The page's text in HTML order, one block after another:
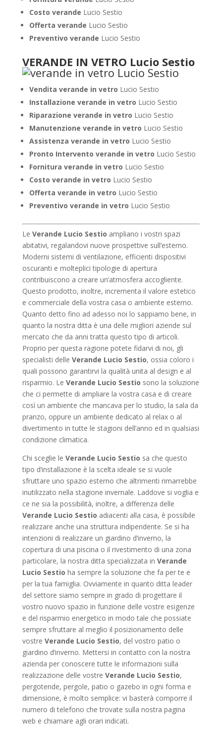
Costo verande Lucio Sestio
Offerta verande Lucio Sestio
Preventivo verande Lucio Sestio
VERANDE IN VETRO Lucio Sestio
Vendita verande in vetro Lucio Sestio
Installazione verande in vetro Lucio Sestio
Riparazione verande in vetro Lucio Sestio
Manutenzione verande in vetro Lucio Sestio
Assistenza verande in vetro Lucio Sestio
Pronto Intervento verande in vetro Lucio Sestio
Fornitura verande in vetro Lucio Sestio
Costo verande in vetro Lucio Sestio
Offerta verande in vetro Lucio Sestio
Preventivo verande in vetro Lucio Sestio
Le Verande Lucio Sestio ampliano i vostri spazi
abitativi, regalandovi nuove prospettive sull’esterno.
Moderni sistemi di ventilazione, efficienti dispositivi
oscuranti e molteplici tipologie di apertura
contribuiscono a creare un’atmosfera accogliente.
Questo prodotto, inoltre, incrementa il valore estetico
e commerciale della vostra casa o ambiente esterno.
Quanto detto fino ad adesso noi lo sappiamo bene, in
quanto la nostra ditta è una delle migliori aziende sul
mercato che da anni tratta questo tipo di articoli.
Proprio per questa ragione potete fidarvi di noi, gli
specialisti delle Verande Lucio Sestio, ossia coloro i
quali possono garantirvi la qualità unita al design e al
risparmio. Le Verande Lucio Sestio sono la soluzione
che ci permette di ampliare la vostra casa e di creare
così un ambiente che mancava per lo studio, la sala da
pranzo, oppure un ambiente dedicato al relax o al
divertimento in tutte le stagioni dell’anno ed in qualsiasi
condizione climatica.
Chi sceglie le Verande Lucio Sestio sa che questo
tipo d’installazione è la scelta ideale se si vuole
sfruttare uno spazio esterno che altrimenti rimarrebbe
inutilizzato nella stagione invernale. Laddove si voglia e
ce ne sia la possibilità, inoltre, a differenza delle
Verande Lucio Sestio adiacenti alla casa, è possibile
realizzare anche una struttura indipendente. Se si ha
intenzioni di realizzare un giardino d’inverno, la
copertura di una piscina o il rivestimento di una zona
particolare, la nostra ditta specializzata in Verande
Lucio Sestio ha sempre la soluzione che fa per te e
per la tua famiglia. Ovviamente in quanto ditta leader
del settore siamo sempre in grado di progettare il
vostro nuovo spazio in funzione delle vostre esigenze
e del risparmio energetico in modo tale che possiate
sempre sfruttare al meglio il posizionamento delle
vostre Verande Lucio Sestio, del vostro patio o
giardino d’inverno. Mettersi in contatto con la nostra
azienda per conoscere tutte le informazioni sulla
realizzazione delle vostre Verande Lucio Sestio,
pergotende, pergole, patio o gazebo in ogni forma e
dimensione, è molto semplice: vi basterà comporre il
numero di telefono che trovate sulla nostra pagina
web e chiamare agli orari indicati.